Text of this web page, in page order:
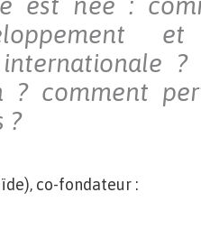
?
? comment
?
co-fondateur :